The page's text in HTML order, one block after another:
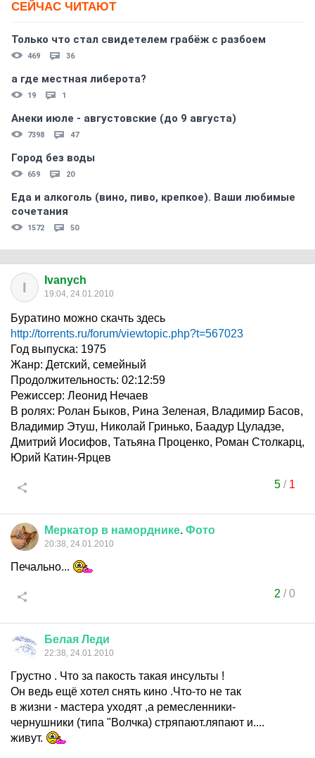
СЕЙЧАС ЧИТАЮТ
Только что стал свидетелем грабёж с разбоем
469 36
а где местная либерота?
19 1
Анеки июле - августовские (до 9 августа)
7398 47
Город без воды
659 20
Еда и алкоголь (вино, пиво, крепкое). Ваши любимые
сочетания
1572 50
I Ivanych
19:04, 24.01.2010
Буратино можно скачть здесь
http://torrents.ru/forum/viewtopic.php?t=567023
Год выпуска: 1975
Жанр: Детский, семейный
Продолжительность: 02:12:59
Режиссер: Леонид Нечаев
В ролях: Ролан Быков, Рина Зеленая, Владимир Басов,
Владимир Этуш, Николай Гринько, Баадур Цуладзе,
Дмитрий Иосифов, Татьяна Проценко, Роман Столкарц,
Юрий Катин-Ярцев
5/ 1
Меркатор в наморднике. Фото
20:38, 24.01.2010
Печально...
2 /0
Белая Леди
22:38, 24.01.2010
Грустно . Что за пакость такая инсульты !
Он ведь ещё хотел снять кино .Что-то не так
в жизни - мастера уходят ,а ремесленники-
чернушники (типа "Волчка) стряпают.ляпают и....
живут.